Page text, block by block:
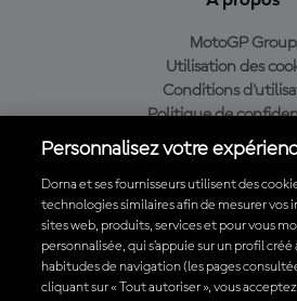
MotoGP Group
Utilisation des
Conditions
Politique de
Politique d’achat
Télécharger l'appli officielle
Personnalisez votre
Dorna et ses fournisseurs utilisent des
technologies similaires afin de mesurer vos
sites web, produits, services et pour vous
personnalisée, qui s’appuie sur un profil créé
habitudes de navigation (les pages
cliquant sur « Tout autoriser », vous